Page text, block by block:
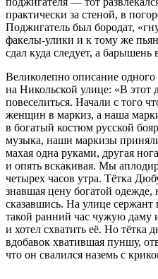
практически за стеной, в
Поджигатель был бородат,
факелы-улики и к тому же
сдал куда следует, а барышень
Великолепно описание
на Никольской улице: «В
повеселиться. Начали с того
женщин в маркиз, а наша
в богатый костюм русской
музыка, наши маркизы
махая одна руками, другая
и опять вскакивая. Мы
четырех часов утра. Тётка
знавшая цену богатой
сказавшись. На улице
такой ранний час чужую даму
и хотел схватить её. Но тётка
вдобавок хватившая пуншу,
что он свалился наземь с